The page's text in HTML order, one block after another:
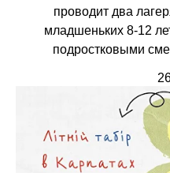
проводит два
младшеньких 8-12
подростковыми